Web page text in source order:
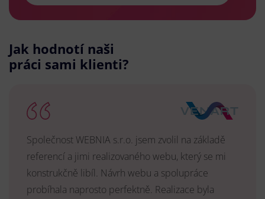
Jak hodnotí naši
práci sami klienti?
Společnost WEBNIA s.r.o. jsem zvolil na základě
referencí a jimi realizovaného webu, který se mi
konstrukčně libíl. Návrh webu a spolupráce
probíhala naprosto perfektně. Realizace byla